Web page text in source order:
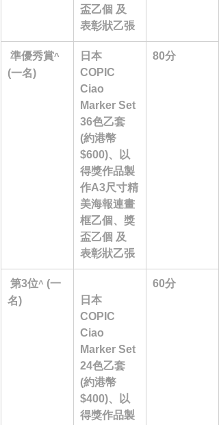
盃乙個 及
表彰狀乙張
準優秀賞^
(一名)
日本
COPIC
Ciao
Marker Set
36色乙套
(約港幣
$600)、以
得獎作品製
作A3尺寸精
美海報連畫
框乙個、獎
盃乙個 及
表彰狀乙張
80分
第3位^ (一
名)
日本
COPIC
Ciao
Marker Set
24色乙套
(約港幣
$400)、以
得獎作品製
60分